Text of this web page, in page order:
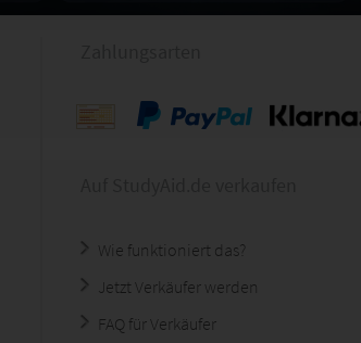
Wie funktioniert das?
Jetzt Verkäufer werden
FAQ für Verkäufer